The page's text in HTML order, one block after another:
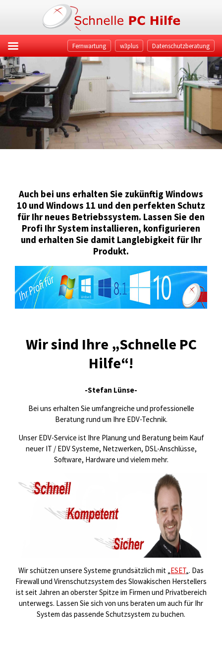
Fernwartung w3plus Datenschutzberatung
Auch bei uns erhalten Sie zukünftig Windows
10 und Windows 11 und den perfekten Schutz
für Ihr neues Betriebssystem. Lassen Sie den
Profi Ihr System installieren, konfigurieren
und erhalten Sie damit Langlebigkeit für Ihr
Produkt.
Wir sind Ihre „Schnelle PC
Hilfe“!
-Stefan Lünse-
Bei uns erhalten Sie umfangreiche und professionelle
Beratung rund um Ihre EDV-Technik.
Unser EDV-Service ist Ihre Planung und Beratung beim Kauf
neuer IT / EDV Systeme, Netzwerken, DSL-Anschlüsse,
Software, Hardware und vielem mehr.
Wir schützen unsere Systeme grundsätzlich mit „ESET„. Das
Firewall und Virenschutzsystem des Slowakischen Herstellers
ist seit Jahren an oberster Spitze im Firmen und Privatbereich
unterwegs. Lassen Sie sich von uns beraten um auch für Ihr
System das passende Schutzsystem zu buchen.